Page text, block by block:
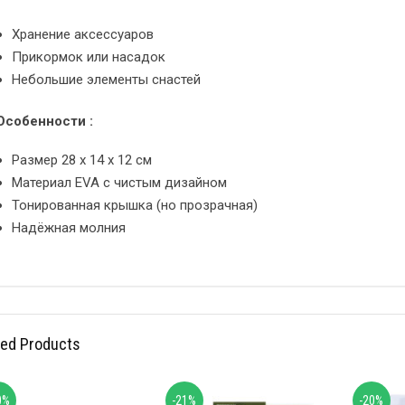
Хранение аксессуаров
Прикормок или насадок
Небольшие элементы снастей
:
Размер 28 x 14 x 12 см
Материал EVA с чистым дизайном
Тонированная крышка (но прозрачная)
Надёжная молния
Products
-21% -20%